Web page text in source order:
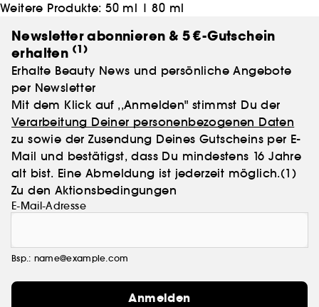
Weitere Produkte:50 ml |80 ml
Newsletter abonnieren & 5 €-Gutschein
erhalten (1)
Erhalte Beauty News und persönliche Angebote
per Newsletter
Mit dem Klick auf ,,Anmelden" stimmst Du der
Verarbeitung Deiner personenbezogenen Daten
zu sowie der Zusendung Deines Gutscheins per E-
Mail und bestätigst, dass Du mindestens 16 Jahre
alt bist. Eine Abmeldung ist jederzeit möglich.(1)
Zu den Aktionsbedingungen
E-Mail-Adresse
Bsp.: name@example.com
Anmelden